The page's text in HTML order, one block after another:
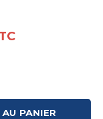
PANIER